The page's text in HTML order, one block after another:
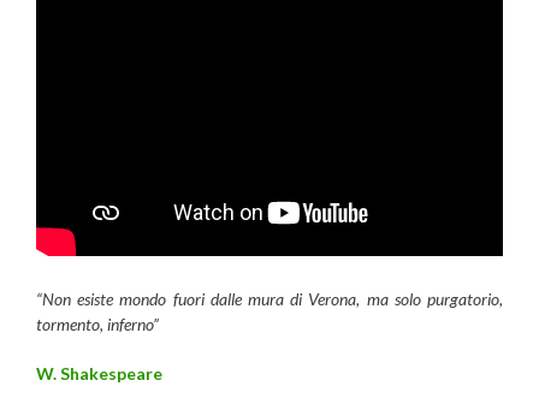
“Non esiste mondo fuori dalle mura di Verona, ma solo purgatorio,
tormento, inferno”
W. Shakespeare